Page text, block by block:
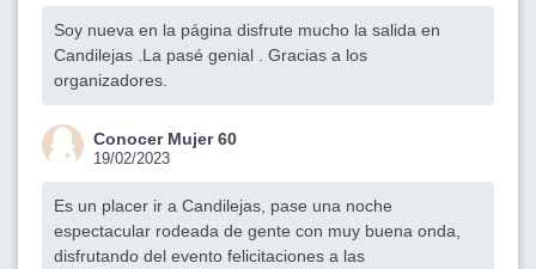
Soy nueva en la página disfrute mucho la salida en
Candilejas .La pasé genial . Gracias a los
organizadores.
Conocer Mujer 60
19/02/2023
Es un placer ir a Candilejas, pase una noche
espectacular rodeada de gente con muy buena onda,
disfrutando del evento felicitaciones a las